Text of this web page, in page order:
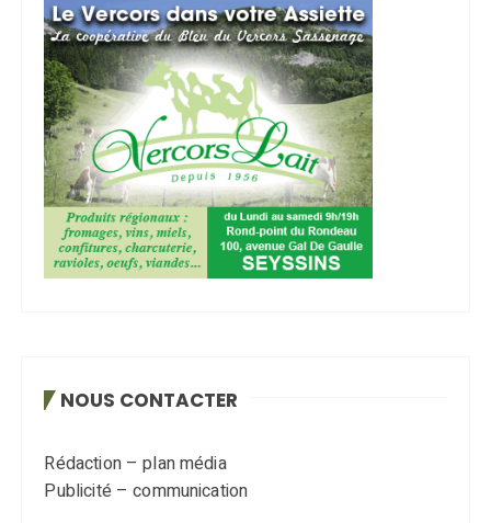
NOUS CONTACTER
Rédaction – plan média
Publicité – communication